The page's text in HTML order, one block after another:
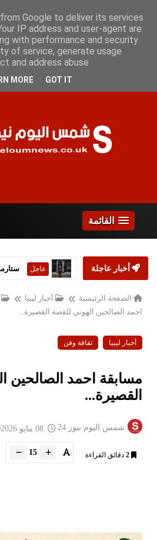
السبت 8 أغسطس 2026
الصفحات
القائمة
أخبار عاجلة عاجل
الصفحة الرئيسية أخبار ليبيا
احمد الصالحين الهوني للقصة القصيرة...
أخبار ليبيا ثقافة وفن
مسابقة احمد الصالحين
القصيرة...
شمس اليوم نيوز 24
2 دقائق القراءة 15
Google to deliver its services
IP address and user-agent are
with performance and security
of service, generate usage
and address abuse.
MORE GOT IT